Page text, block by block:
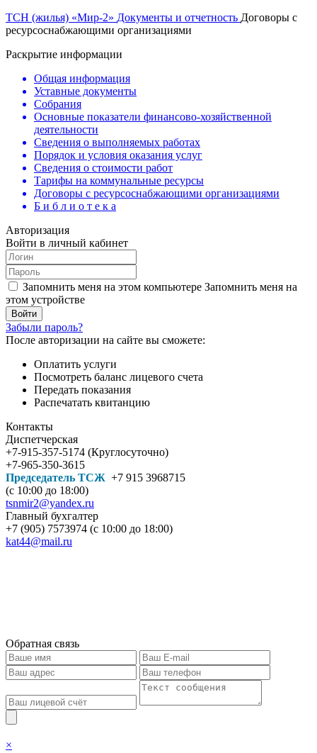
ТСН (жилья) «Мир-2» Документы и отчетность Договоры c
ресурсоснабжающими организациями
Раскрытие информации
Общая информация
Уставные документы
Собрания
Основные показатели финансово-хозяйственной
деятельности
Сведения о выполняемых работах
Порядок и условия оказания услуг
Сведения о стоимости работ
Тарифы на коммунальные ресурсы
Договоры c ресурсоснабжающими организациями
Б и б л и о т е к а
Авторизация
Войти в личный кабинет
Запомнить меня на этом компьютере Запомнить меня на
этом устройстве
Забыли пароль?
После авторизации на сайте вы сможете:
Оплатить услуги
Посмотреть баланс лицевого счета
Передать показания
Распечатать квитанцию
Контакты
Диспетчерская
+7-915-357-5174 (Круглосуточно)
+7-965-350-3615
Председатель ТСЖ +7 915 3968715
(с 10:00 до 18:00)
tsnmir2@yandex.ru
Главный бухгалтер
+7 (905) 7573974 (с 10:00 до 18:00)
kat44@mail.ru
Обратная связь
×